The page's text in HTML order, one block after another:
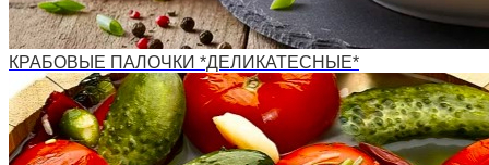
КРАБОВЫЕ ПАЛОЧКИ *ДЕЛИКАТЕСНЫЕ*